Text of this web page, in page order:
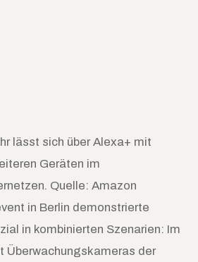
lässt sich über Alexa+ mit
Geräten im
Quelle: Amazon
in Berlin demonstrierte
in kombinierten Szenarien: Im
Überwachungskameras der